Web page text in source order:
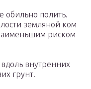
обильно полить.
земляной ком
риском
внутренних
грунт.